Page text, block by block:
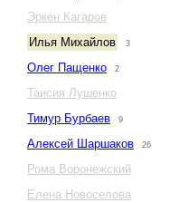
Эркен Кагаров
Илья Михайлов
3
Олег Пащенко 2
Таисия Лушенко
Тимур Бурбаев
9
Алексей Шаршаков 26
Рома Воронежский
Елена Новоселова